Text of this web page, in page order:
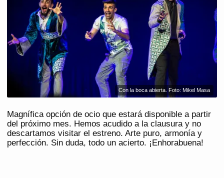
Con la boca abierta. Foto: Mikel Masa
Magnífica opción de ocio que estará disponible a partir
del próximo mes. Hemos acudido a la clausura y no
descartamos visitar el estreno. Arte puro, armonía y
perfección. Sin duda, todo un acierto. ¡Enhorabuena!